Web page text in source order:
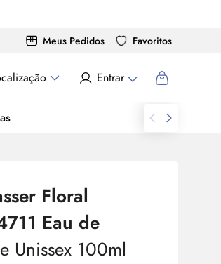
Meus Pedidos Favoritos
Entrar
Floral
Eau de
Unissex 100ml